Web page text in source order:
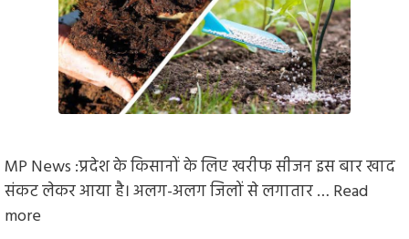
MP News :प्रदेश के किसानों के लिए खरीफ सीजन इस बार खाद
संकट लेकर आया है। अलग-अलग जिलों से लगातार … Read
more